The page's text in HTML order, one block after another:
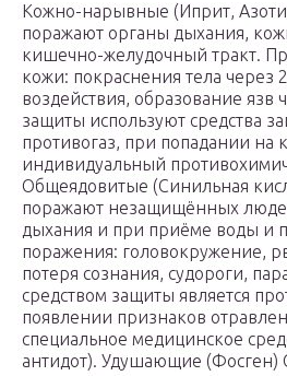
Кожно-нарывные (Иприт,
поражают органы дыхания,
кишечно-желудочный тракт.
кожи: покраснения тела через
воздействия, образование язв
защиты используют средства
противогаз, при попадании на
индивидуальный
Общеядовитые (Синильная
поражают незащищённых
дыхания и при приёме воды и
поражения: головокружение,
потеря сознания, судороги,
средством защиты является
появлении признаков
специальное медицинское
антидот). Удушающие (Фосген)